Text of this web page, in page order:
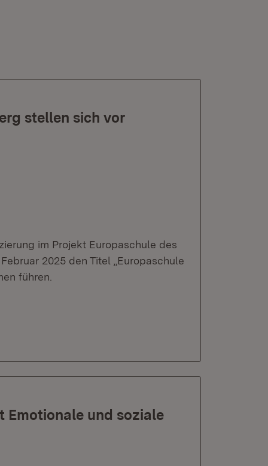
stellen sich vor
im Projekt Europaschule des
2025 den Titel „Europaschule
führen.
Emotionale und soziale